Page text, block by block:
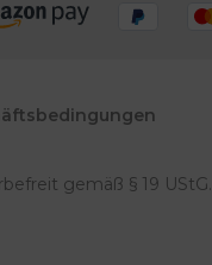
gemäß § 19 UStG.